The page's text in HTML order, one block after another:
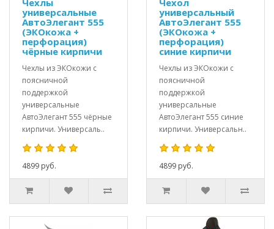
Чехлы
универсальные
АвтоЭлегант 555
(ЭКОкожа +
перфорация)
чёрные кирпичи
Чехлы из ЭКОкожи с
поясничной
поддержкой
универсальные
АвтоЭлегант 555 чёрные
кирпичи. Универсаль..
4899 руб.
Чехол
универсальный
АвтоЭлегант 555
(ЭКОкожа +
перфорация)
синие кирпичи
Чехлы из ЭКОкожи с
поясничной
поддержкой
универсальные
АвтоЭлегант 555 синие
кирпичи. Универсальн..
4899 руб.